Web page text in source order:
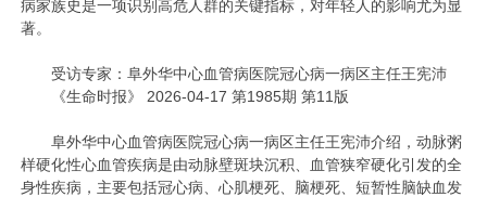
病家族史是一项识别高危人群的关键指标，对年轻人的影响尤为显
著。
受访专家：阜外华中心血管病医院冠心病一病区主任王宪沛
《生命时报》 2026-04-17 第1985期 第11版
阜外华中心血管病医院冠心病一病区主任王宪沛介绍，动脉粥
样硬化性心血管疾病是由动脉壁斑块沉积、血管狭窄硬化引发的全
身性疾病，主要包括冠心病、心肌梗死、脑梗死、短暂性脑缺血发